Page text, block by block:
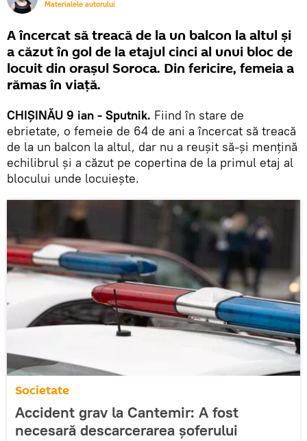
Materialele autorului
A încercat să treacă de la un balcon la altul și
a căzut în gol de la etajul cinci al unui bloc de
locuit din orașul Soroca. Din fericire, femeia a
rămas în viață.
CHIȘINĂU 9 ian - Sputnik. Fiind în stare de
ebrietate, o femeie de 64 de ani a încercat să treacă
de la un balcon la altul, dar nu a reușit să-și mențină
echilibrul și a căzut pe copertina de la primul etaj al
blocului unde locuiește.
Societate
Accident grav la Cantemir: A fost
necesară descarcerarea șoferului